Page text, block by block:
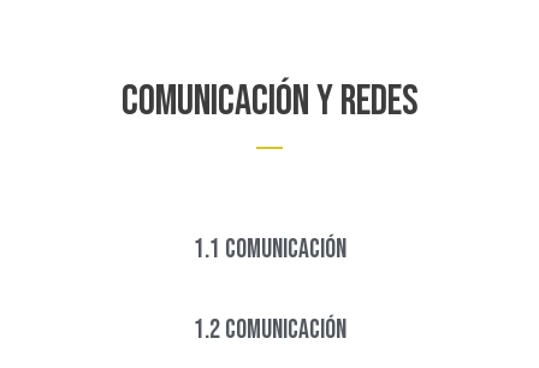
Comunicación y redes
1.1 COMUNICACIÓN
1.2 COMUNICACIÓN